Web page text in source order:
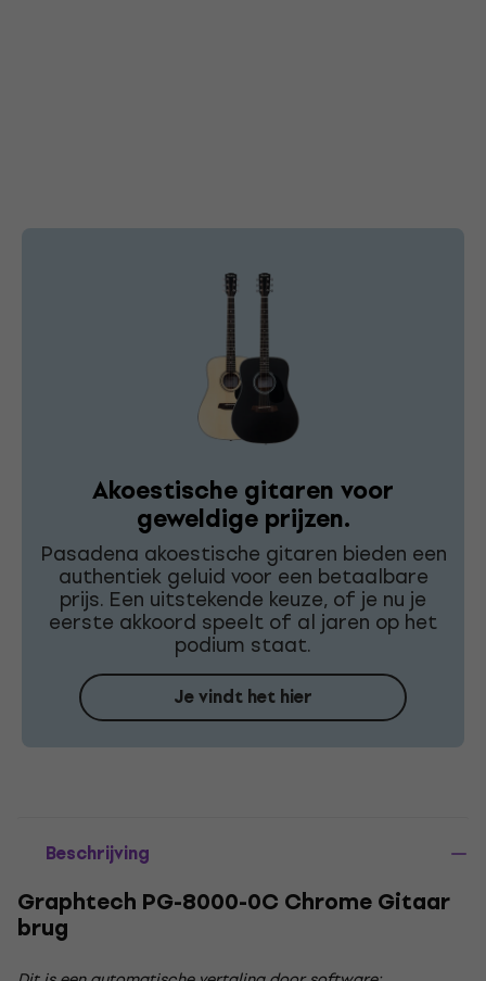
Akoestische gitaren voor
geweldige prijzen.
Pasadena akoestische gitaren bieden een
authentiek geluid voor een betaalbare
prijs. Een uitstekende keuze, of je nu je
eerste akkoord speelt of al jaren op het
podium staat.
Je vindt het hier
Beschrijving
Graphtech PG-8000-0C Chrome Gitaar
brug